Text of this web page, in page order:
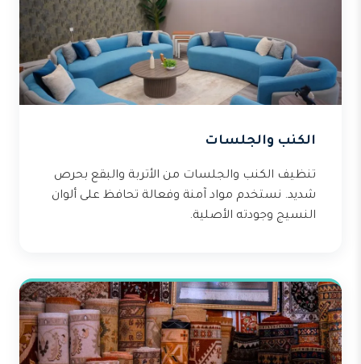
الكنب والجلسات
تنظيف الكنب والجلسات من الأتربة والبقع بحرص
شديد. نستخدم مواد آمنة وفعالة تحافظ على ألوان
النسيج وجودته الأصلية.